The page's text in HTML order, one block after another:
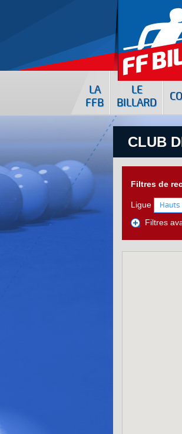
LA
FFB
LE
BILLARD
CLUB
Filtres de
Ligue
Filtres